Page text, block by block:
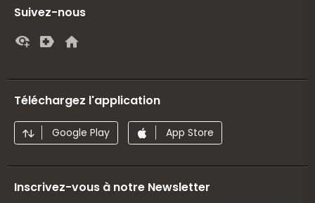
Suivez-nous
Téléchargez l'application
Google Play App Store
Inscrivez-vous à notre Newsletter